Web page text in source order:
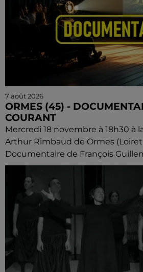
7 août 2026
ORMES (45) -
COURANT
Mercredi 18 novembre à 18h30 à
Arthur Rimbaud de Ormes
Documentaire de François